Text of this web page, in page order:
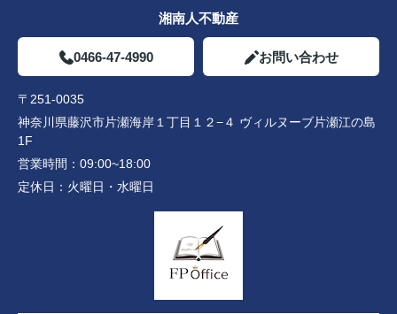
湘南人不動産
0466-47-4990 お問い合わせ
〒251-0035
神奈川県藤沢市片瀬海岸１丁目１２−４ ヴィルヌーブ片瀬江の島
1F
営業時間： 09:00~18:00
定休日： 火曜日・水曜日